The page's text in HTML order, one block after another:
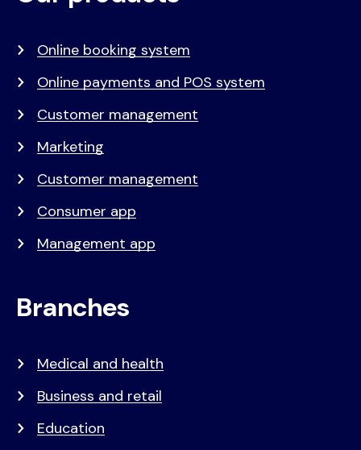
Online booking system
Online payments and POS system
Customer management
Marketing
Customer management
Consumer app
Management app
Branches
Medical and health
Business and retail
Education